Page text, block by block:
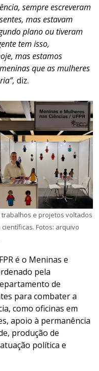
sempre escreveram
mas estavam
plano ou tiveram
tem isso,
mas estamos
que as mulheres
diz.
e projetos voltados
Fotos: arquivo
é o Meninas e
pela
de
para combater a
como oficinas em
apoio à permanência
produção de
política e